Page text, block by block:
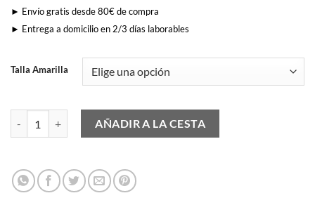
► Envío gratis desde 80€ de compra
► Entrega a domicilio en 2/3 días laborables
Talla Amarilla
AÑADIR A LA CESTA